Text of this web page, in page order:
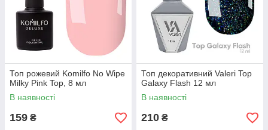
Топ рожевий Komilfo No Wipe
Milky Pink Top, 8 мл
В наявності
159 ₴
Топ декоративний Valeri Top
Galaxy Flash 12 мл
В наявності
210 ₴